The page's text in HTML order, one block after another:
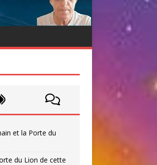
et la Porte du
du Lion de cette